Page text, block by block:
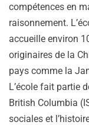
compétences en
raisonnement.
accueille environ
originaires de la
pays comme la
L’école fait partie
British Columbia
sociales et